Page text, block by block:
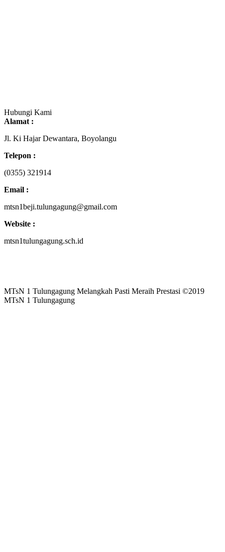
Hubungi Kami
Alamat :
Jl. Ki Hajar Dewantara, Boyolangu
Telepon :
(0355) 321914
Email :
mtsn1beji.tulungagung@gmail.com
Website :
mtsn1tulungagung.sch.id
MTsN 1 Tulungagung Melangkah Pasti Meraih Prestasi ©2019
MTsN 1 Tulungagung